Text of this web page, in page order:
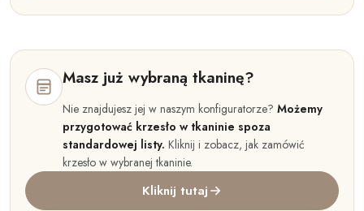
Masz już wybraną tkaninę?
Nie znajdujesz jej w naszym konfiguratorze? Możemy
przygotować krzesło w tkaninie spoza
standardowej listy. Kliknij i zobacz, jak zamówić
krzesło w wybranej tkaninie.
Kliknij tutaj